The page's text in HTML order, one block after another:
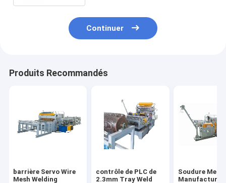
Continuer
Produits Recommandés
barrière Servo Wire
Mesh Welding
contrôle de PLC de
2.3mm Tray Weld
Soudure Mesh